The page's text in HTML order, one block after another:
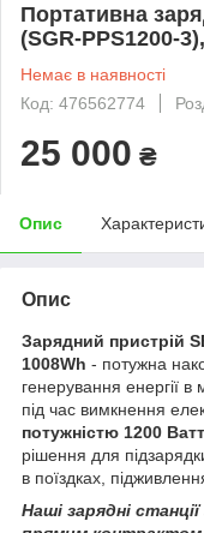
Портативна
(SGR-PPS1200-
Немає в наявності
Код: 476562774
25 000 ₴
Опис
Опис
Зарядний пристрій
1008Wh - потужна
генерування енергії в
під час вимкнення
потужністю 1200 Ватт
рішення для
в поїздках,
Наші зарядні станції